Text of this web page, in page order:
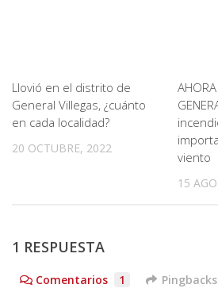
Llovió en el distrito de
General Villegas, ¿cuánto
en cada localidad?
20 OCTUBRE, 2022
viento
15
1 RESPUESTA
Comentarios 1 Pingbacks